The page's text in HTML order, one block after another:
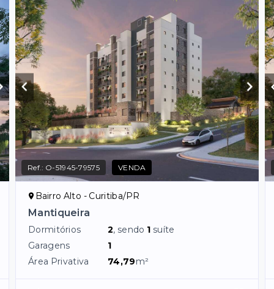
Ref.: O-51945-79575 VENDA
Bairro Alto - Curitiba/PR
Mantiqueira
Dormitórios 2, sendo 1 suíte
Garagens
1
Área Privativa
74,79m²